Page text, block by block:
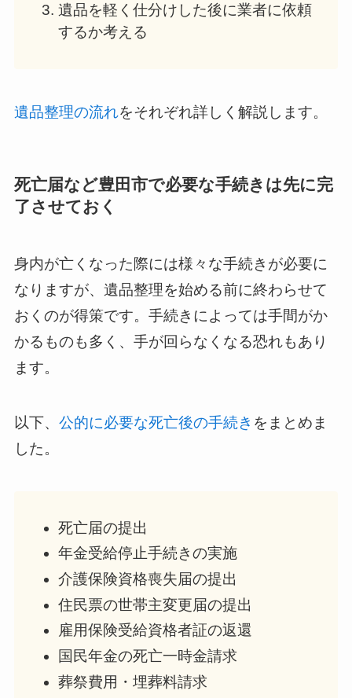
遺品を軽く仕分けした後に業者に依頼
するか考える
遺品整理の流れをそれぞれ詳しく解説します。
死亡届など豊田市で必要な手続きは先に完
了させておく
身内が亡くなった際には様々な手続きが必要に
なりますが、遺品整理を始める前に終わらせて
おくのが得策です。手続きによっては手間がか
かるものも多く、手が回らなくなる恐れもあり
ます。
以下、 公的に必要な死亡後の手続き をまとめま
した。
死亡届の提出
年金受給停止手続きの実施
介護保険資格喪失届の提出
住民票の世帯主変更届の提出
雇用保険受給資格者証の返還
国民年金の死亡一時金請求
葬祭費用・埋葬料請求